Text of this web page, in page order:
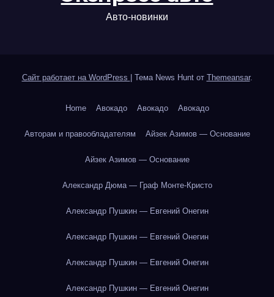
Авто-новинки
Сайт работает на WordPress Тема News Hunt от Themeansar.
Home Авокадо Авокадо Авокадо
Авторам и правообладателям Айзек Азимов — Основание
Айзек Азимов — Основание
Александр Дюма — Граф Монте-Кристо
Александр Пушкин — Евгений Онегин
Александр Пушкин — Евгений Онегин
Александр Пушкин — Евгений Онегин
Александр Пушкин — Евгений Онегин